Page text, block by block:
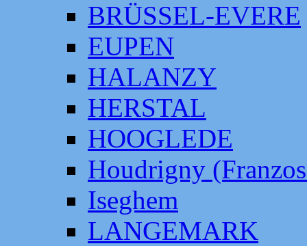
BRÜSSEL-EVERE
EUPEN
HALANZY
HERSTAL
HOOGLEDE
Houdrigny
Iseghem
LANGEMARK